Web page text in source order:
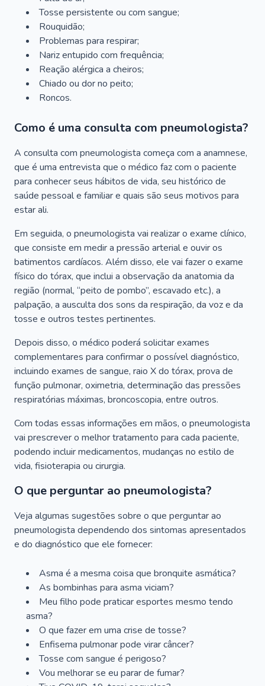
Tosse persistente ou com sangue;
Rouquidão;
Problemas para respirar;
Nariz entupido com frequência;
Reação alérgica a cheiros;
Chiado ou dor no peito;
Roncos.
Como é uma consulta com pneumologista?
A consulta com pneumologista começa com a anamnese,
que é uma entrevista que o médico faz com o paciente
para conhecer seus hábitos de vida, seu histórico de
saúde pessoal e familiar e quais são seus motivos para
estar ali.
Em seguida, o pneumologista vai realizar o exame clínico,
que consiste em medir a pressão arterial e ouvir os
batimentos cardíacos. Além disso, ele vai fazer o exame
físico do tórax, que inclui a observação da anatomia da
região (normal, “peito de pombo”, escavado etc.), a
palpação, a ausculta dos sons da respiração, da voz e da
tosse e outros testes pertinentes.
Depois disso, o médico poderá solicitar exames
complementares para confirmar o possível diagnóstico,
incluindo exames de sangue, raio X do tórax, prova de
função pulmonar, oximetria, determinação das pressões
respiratórias máximas, broncoscopia, entre outros.
Com todas essas informações em mãos, o pneumologista
vai prescrever o melhor tratamento para cada paciente,
podendo incluir medicamentos, mudanças no estilo de
vida, fisioterapia ou cirurgia.
O que perguntar ao pneumologista?
Veja algumas sugestões sobre o que perguntar ao
pneumologista dependendo dos sintomas apresentados
e do diagnóstico que ele fornecer:
Asma é a mesma coisa que bronquite asmática?
As bombinhas para asma viciam?
Meu filho pode praticar esportes mesmo tendo
asma?
O que fazer em uma crise de tosse?
Enfisema pulmonar pode virar câncer?
Tosse com sangue é perigoso?
Vou melhorar se eu parar de fumar?